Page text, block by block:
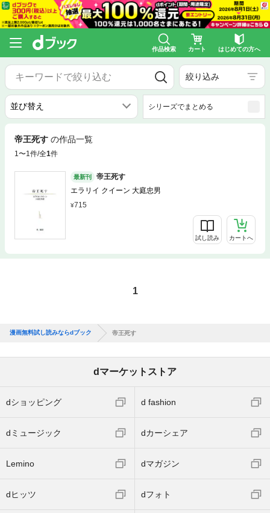
作品検索 カート はじめての方へ
絞り込み
シリーズでまとめる
帝王死す の作品一覧
1〜1件/全1件
最新刊
帝王死す
エラリイ クイーン 大庭忠男
715
試し読み カートへ
1
漫画無料試し読みならdブック 帝王死す
dマーケットストア
dショッピング d fashion
dミュージック dカーシェア
Lemino dマガジン
dヒッツ dフォト